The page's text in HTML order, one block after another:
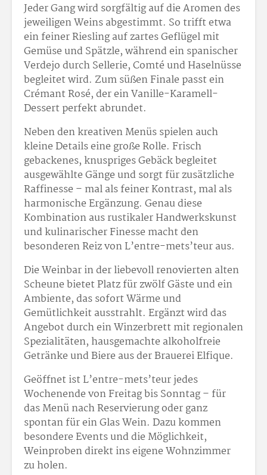
Jeder Gang wird sorgfältig auf die Aromen des
jeweiligen Weins abgestimmt. So trifft etwa
ein feiner Riesling auf zartes Geflügel mit
Gemüse und Spätzle, während ein spanischer
Verdejo durch Sellerie, Comté und Haselnüsse
begleitet wird. Zum süßen Finale passt ein
Crémant Rosé, der ein Vanille-Karamell-
Dessert perfekt abrundet.
Neben den kreativen Menüs spielen auch
kleine Details eine große Rolle. Frisch
gebackenes, knuspriges Gebäck begleitet
ausgewählte Gänge und sorgt für zusätzliche
Raffinesse – mal als feiner Kontrast, mal als
harmonische Ergänzung. Genau diese
Kombination aus rustikaler Handwerkskunst
und kulinarischer Finesse macht den
besonderen Reiz von L’entre-mets’teur aus.
Die Weinbar in der liebevoll renovierten alten
Scheune bietet Platz für zwölf Gäste und ein
Ambiente, das sofort Wärme und
Gemütlichkeit ausstrahlt. Ergänzt wird das
Angebot durch ein Winzerbrett mit regionalen
Spezialitäten, hausgemachte alkoholfreie
Getränke und Biere aus der Brauerei Elfique.
Geöffnet ist L’entre-mets’teur jedes
Wochenende von Freitag bis Sonntag – für
das Menü nach Reservierung oder ganz
spontan für ein Glas Wein. Dazu kommen
besondere Events und die Möglichkeit,
Weinproben direkt ins eigene Wohnzimmer
zu holen.